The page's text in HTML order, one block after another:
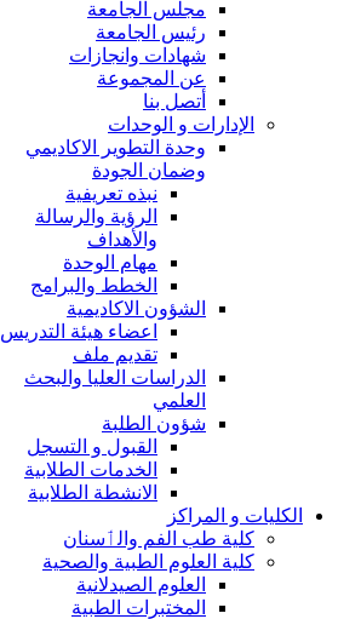
مجلس الجامعة
رئيس الجامعة
شهادات وانجازات
عن المجموعة
أتصل بنا
الإدارات و الوحدات
وحدة التطوير الاكاديمي
وضمان الجودة
نبذه تعريفية
الرؤية والرسالة
والأهداف
مهام الوحدة
الخطط والبرامج
الشؤون الاكاديمية
اعضاء هيئة التدريس
تقديم ملف
الدراسات العليا والبحث
العلمي
شؤون الطلبة
القبول و التسجل
الخدمات الطلابية
الانشطة الطلابية
الكليات و المراكز
كلية طب الفم والٲسنان
كلية العلوم الطبية والصحية
العلوم الصيدلانية
المختبرات الطبية